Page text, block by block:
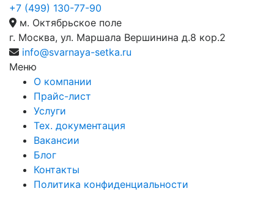
+7 (499) 130-77-90
м. Октябрьское поле
г. Москва, ул. Маршала Вершинина д.8 кор.2
info@svarnaya-setka.ru
Меню
О компании
Прайс-лист
Услуги
Тех. документация
Вакансии
Блог
Контакты
Политика конфиденциальности